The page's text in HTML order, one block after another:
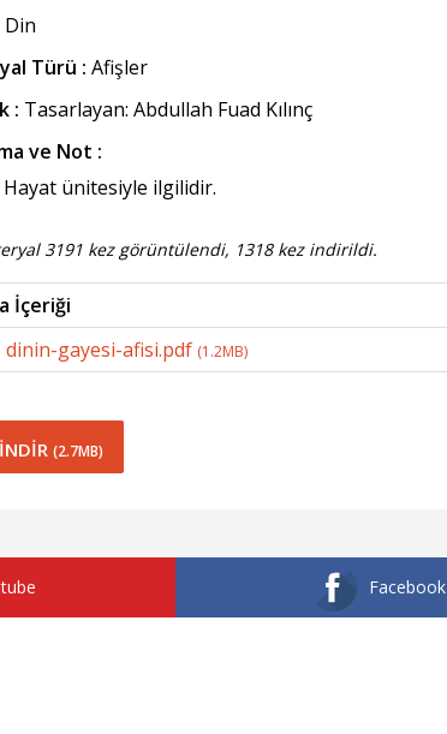
Din
Türü : Afişler
: Tasarlayan: Abdullah Fuad Kılınç
ve Not :
Hayat ünitesiyle ilgilidir.
3191 kez görüntülendi, 1318 kez indirildi.
İçeriği
dinin-gayesi-afisi.pdf (1.2MB)
İNDİR (2.7MB)
Facebook